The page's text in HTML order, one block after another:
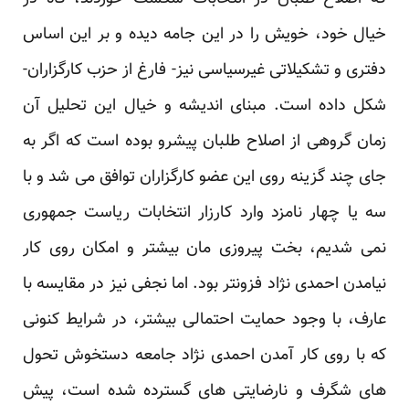
خیال خود، خویش را در این جامه دیده و بر این ‏اساس
دفتری و تشکیلاتی غیرسیاسی نیز- فارغ از حزب کارگزاران-
شکل داده است. مبنای اندیشه و خیال این ‏تحلیل آن
زمان گروهی از اصلاح طلبان پیشرو بوده است که اگر به
جای چند گزینه روی این عضو ‏کارگزاران توافق می شد و با
سه یا چهار نامزد وارد کارزار انتخابات ریاست جمهوری
نمی شدیم، بخت ‏پیروزی مان بیشتر و امکان روی کار
نیامدن احمدی نژاد فزونتر بود. اما نجفی نیز در مقایسه با
عارف، با ‏وجود حمایت احتمالی بیشتر، در شرایط کنونی
که با روی کار آمدن احمدی نژاد جامعه دستخوش تحول
های ‏شگرف و نارضایتی های گسترده شده است، پیش